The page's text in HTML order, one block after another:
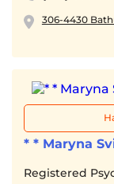
306-4430
* * Maryna
Registered